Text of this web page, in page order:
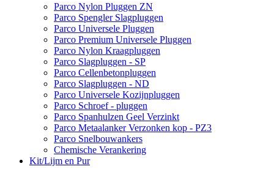
Parco Nylon Pluggen ZN
Parco Spengler Slagpluggen
Parco Universele Pluggen
Parco Premium Universele Pluggen
Parco Nylon Kraagpluggen
Parco Slagpluggen - SP
Parco Cellenbetonpluggen
Parco Slagpluggen - ND
Parco Universele Kozijnpluggen
Parco Schroef - pluggen
Parco Spanhulzen Geel Verzinkt
Parco Metaalanker Verzonken kop - PZ3
Parco Snelbouwankers
Chemische Verankering
Kit/Lijm en Pur